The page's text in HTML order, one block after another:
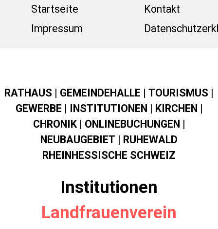
Direkt zum Seiteninhalt
Startseite
Kontakt
Impressum
RATHAUS | GEMEINDEHALLE | TOURISMUS |
GEWERBE | INSTITUTIONEN | KIRCHEN |
CHRONIK| ONLINEBUCHUNGEN |
NEUBAUGEBIET | RUHEWALD
RHEINHESSISCHE SCHWEIZ
Institutionen
Landfrauenverein